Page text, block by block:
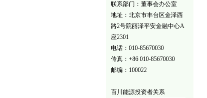
联系部门：董事会办公室
地址：北京市丰台区金泽西
路2号院丽泽平安金融中心A
座2301
电话：010-85670030
传真：+86 010-85670030
邮编：100022
百川能源投资者关系